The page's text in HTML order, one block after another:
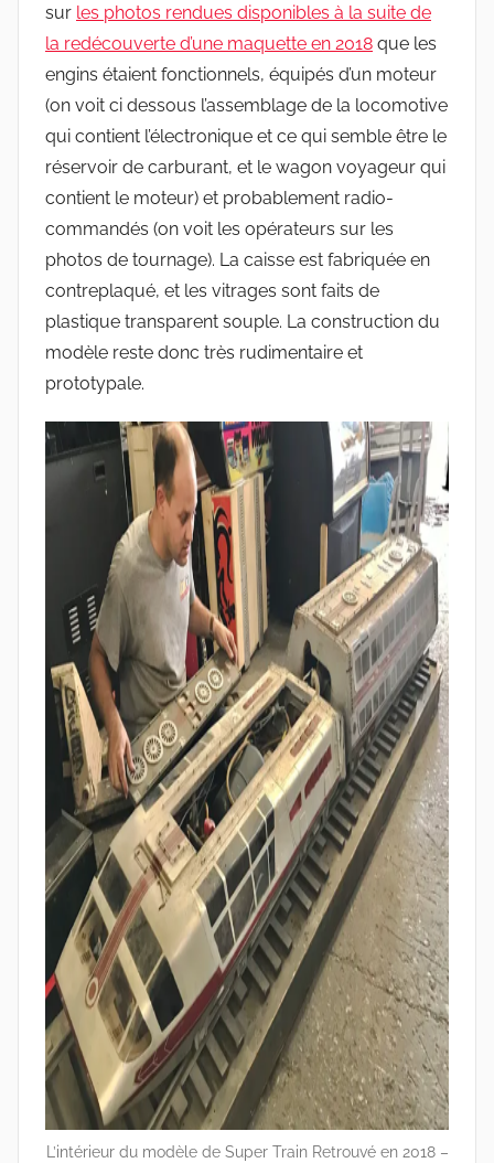
sur les photos rendues disponibles à la suite de
la redécouverte d’une maquette en 2018 que les
engins étaient fonctionnels, équipés d’un moteur
(on voit ci dessous l’assemblage de la locomotive
qui contient l’électronique et ce qui semble être le
réservoir de carburant, et le wagon voyageur qui
contient le moteur) et probablement radio-
commandés (on voit les opérateurs sur les
photos de tournage). La caisse est fabriquée en
contreplaqué, et les vitrages sont faits de
plastique transparent souple. La construction du
modèle reste donc très rudimentaire et
prototypale.
L’intérieur du modèle de Super Train Retrouvé en 2018 –